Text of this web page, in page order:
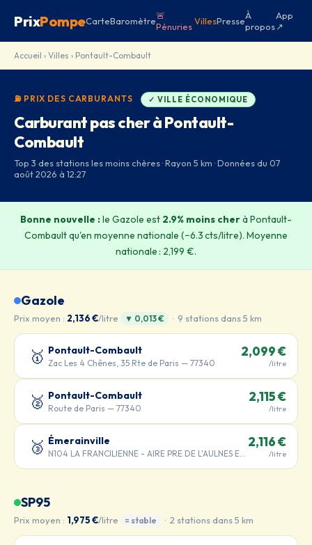
PrixPompeCarteBaromètre🚨
Pénuries VillesPresseÀ
propos
App
↗
Accueil › Villes › Pontault-Combault
⛽ PRIX DES CARBURANTS ✓ VILLE ÉCONOMIQUE
Carburant pas cher à Pontault-
Combault
Top 3 des stations les moins chères · Rayon 5 km · Données du 07
août 2026 à 12:27
Bonne nouvelle :le Gazole est 2.9% moins cherà Pontault-
Combault qu'en moyenne nationale (−6.3 cts/litre). Moyenne
nationale : 2,199 €.
Gazole
Prix moyen : 2,136 €/litre ▼ 0,013 € · 9 stations dans 5 km
🥇 Pontault-Combault
Zac Les 4 Chênes, 35 Rte de Paris — 77340
2,099 €
/litre
🥈 Pontault-Combault
Route de Paris — 77340
2,115 €
/litre
🥉 Émerainville
N104 LA FRANCILIENNE - AIRE PRE DE L'AULNES ET DE LA GDE MAR — 77340
2,116 €
/litre
SP95
Prix moyen : 1,975 €/litre = stable · 2 stations dans 5 km